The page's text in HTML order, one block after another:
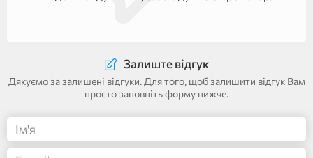
Залиште відгук
Дякуємо за залишені відгуки. Для того, щоб залишити відгук Вам
просто заповніть форму нижче.